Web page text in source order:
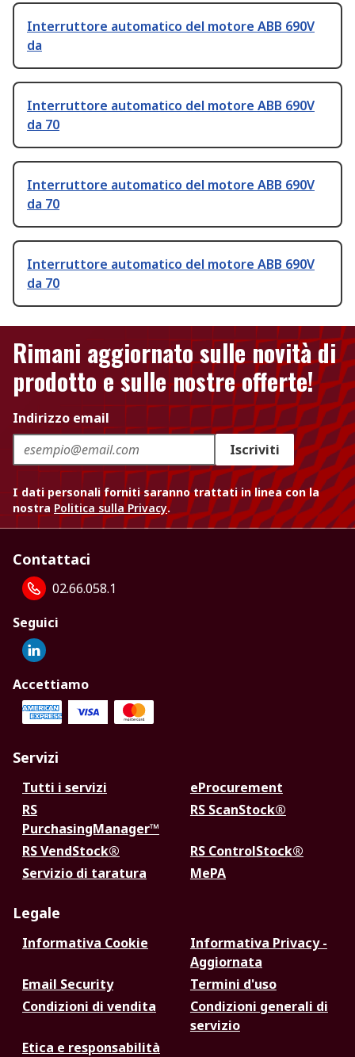
Interruttore automatico del motore ABB 690V
da
Interruttore automatico del motore ABB 690V
da 70
Interruttore automatico del motore ABB 690V
da 70
Interruttore automatico del motore ABB 690V
da 70
Rimani aggiornato sulle novità di
prodotto e sulle nostre offerte!
Indirizzo email
Iscriviti
I dati personali forniti saranno trattati in linea con la
nostra Politica sulla Privacy.
Contattaci
02.66.058.1
Seguici
Accettiamo
Servizi
Tutti i servizi
eProcurement
RS
PurchasingManager™
RS ScanStock®
RS VendStock®
RS ControlStock®
Servizio di taratura
MePA
Legale
Informativa Cookie
Informativa Privacy -
Aggiornata
Email Security
Termini d'uso
Condizioni di vendita
Condizioni generali di
servizio
Etica e responsabilità